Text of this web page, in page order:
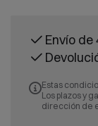
Envío de
Estas
Los plazos y
dirección de